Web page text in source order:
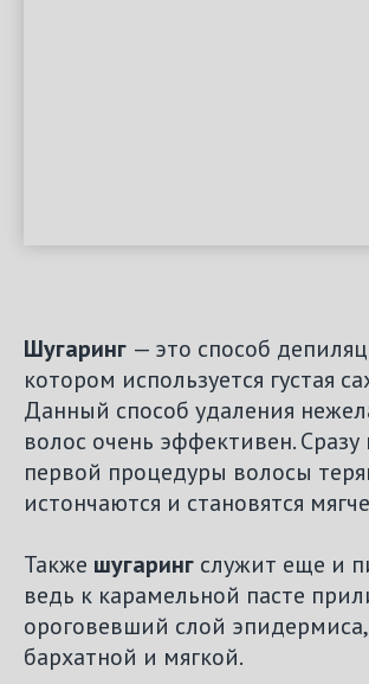
Шугаринг — это способ
котором используется густая
Данный способ удаления
волос очень эффективен. Сразу
первой процедуры волосы
истончаются и становятся
Также шугаринг служит еще и
ведь к карамельной пасте
ороговевший слой
бархатной и мягкой.